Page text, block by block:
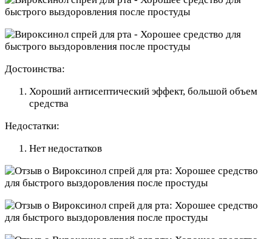
Достоинства:
Хороший антисептический эффект, большой объем
средства
Недостатки:
Нет недостатков